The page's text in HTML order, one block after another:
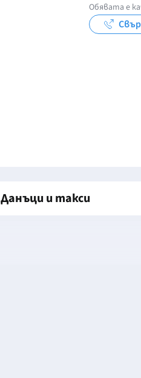
Обявата е
Данъци и такси